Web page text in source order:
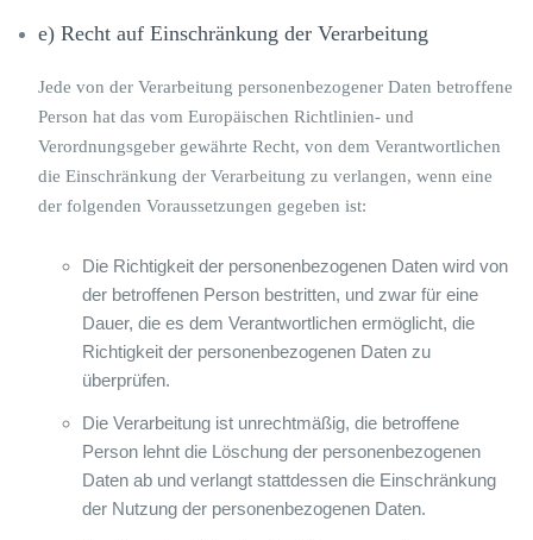
e) Recht auf Einschränkung der Verarbeitung
Jede von der Verarbeitung personenbezogener Daten betroffene
Person hat das vom Europäischen Richtlinien- und
Verordnungsgeber gewährte Recht, von dem Verantwortlichen
die Einschränkung der Verarbeitung zu verlangen, wenn eine
der folgenden Voraussetzungen gegeben ist:
Die Richtigkeit der personenbezogenen Daten wird von
der betroffenen Person bestritten, und zwar für eine
Dauer, die es dem Verantwortlichen ermöglicht, die
Richtigkeit der personenbezogenen Daten zu
überprüfen.
Die Verarbeitung ist unrechtmäßig, die betroffene
Person lehnt die Löschung der personenbezogenen
Daten ab und verlangt stattdessen die Einschränkung
der Nutzung der personenbezogenen Daten.